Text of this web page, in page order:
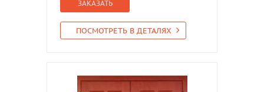
ЗАКАЗАТЬ
ПОСМОТРЕТЬ В ДЕТАЛЯХ